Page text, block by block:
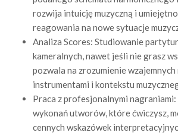
rozwija intuicję muzyczną i
reagowania na nowe sytuacje
Analiza Scores: Studiowanie
kameralnych, nawet jeśli nie grasz
pozwala na zrozumienie
instrumentami i kontekstu
Praca z profesjonalnymi nagraniami:
wykonań utworów, które ćwiczysz,
cennych wskazówek